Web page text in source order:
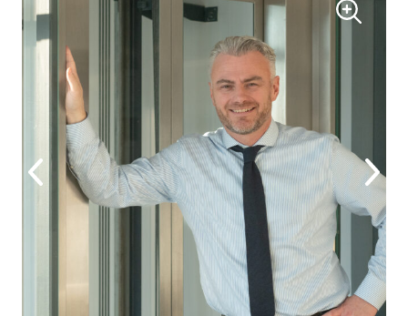
Area riservata